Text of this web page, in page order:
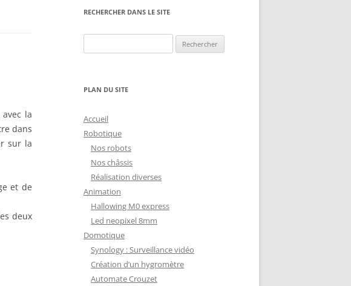
MP3
) ECRAN 4DSYSTEMS
ECRAN NEXTION
FONCTIONNEMENT D’UN BOUTON
POUSSOIR
SERVO XM430-W350
POUR PROCESSING
: PROGRAMMER AVEC
NOS RÉALISATIONS EN 3D
IMPRESSION 3D DU NET
la
dans
sur la
et de
deux
RECHERCHER DANS LE SITE
PLAN DU SITE
Accueil
Robotique
Nos robots
Nos châssis
Réalisation diverses
Animation
Hallowing M0 express
Led neopixel 8mm
Domotique
Synology : Surveillance vidéo
Création d’un hygromètre
Automate Crouzet